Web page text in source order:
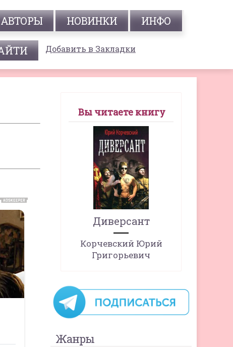
АВТОРЫ НОВИНКИ ИНФО
Добавить в Закладки
Вы читаете книгу
Диверсант
Корчевский Юрий
Григорьевич
Жанры